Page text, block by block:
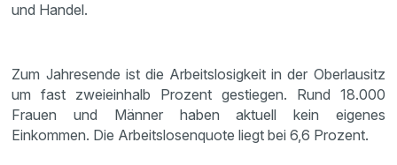
und Handel.
Zum Jahresende ist die Arbeitslosigkeit in der Oberlausitz
um fast zweieinhalb Prozent gestiegen. Rund 18.000
Frauen und Männer haben aktuell kein eigenes
Einkommen. Die Arbeitslosenquote liegt bei 6,6 Prozent.